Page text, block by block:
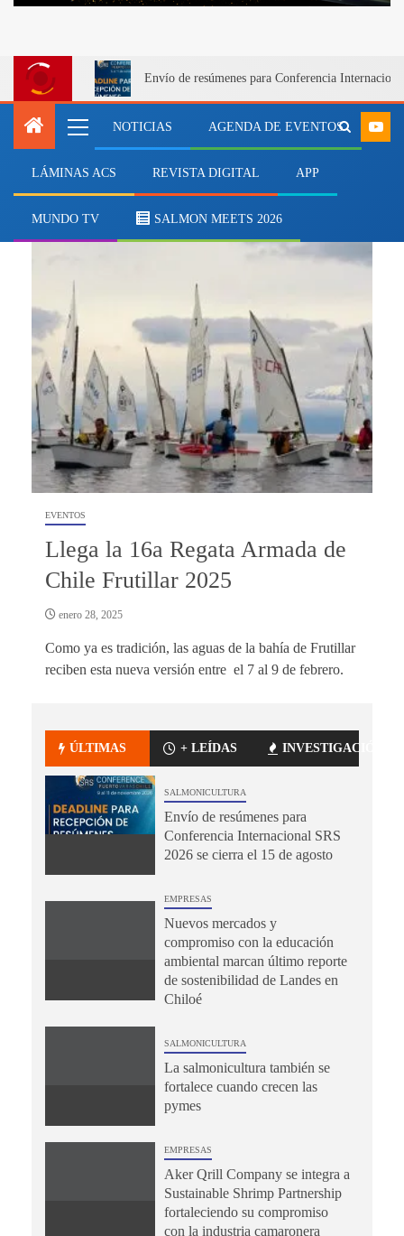
Envío de resúmenes para Conferencia
NOTICIAS AGENDA DE EVENTOS
LÁMINAS ACS REVISTA DIGITAL APP
MUNDO TV SALMON MEETS 2026
Semana de la Vela
EVENTOS
Llega la 16a Regata Armada de
Chile Frutillar 2025
enero 28, 2025
Como ya es tradición, las aguas de la bahía de Frutillar
reciben esta nueva versión entre el 7 al 9 de febrero.
ÚLTIMAS + LEÍDAS INVESTIGACIÓN
SALMONICULTURA
Envío de resúmenes para
Conferencia Internacional SRS
2026 se cierra el 15 de agosto
EMPRESAS
Nuevos mercados y
compromiso con la educación
ambiental marcan último reporte
de sostenibilidad de Landes en
Chiloé
SALMONICULTURA
La salmonicultura también se
fortalece cuando crecen las
pymes
EMPRESAS
Aker Qrill Company se integra a
Sustainable Shrimp Partnership
fortaleciendo su compromiso
con la industria camaronera